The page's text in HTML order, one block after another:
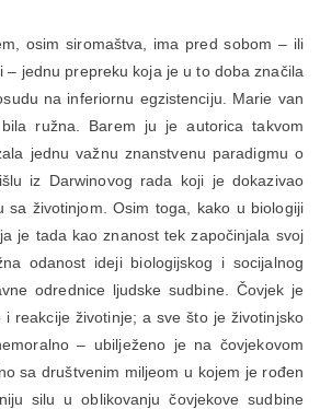
osim siromaštva, ima pred sobom – ili
– jednu prepreku koja je u to doba značila
na inferiornu egzistenciju. Marie van
ružna. Barem ju je autorica takvom
jednu važnu znanstvenu paradigmu o
iz Darwinovog rada koji je dokazivao
sa životinjom. Osim toga, kako u biologiji
je tada kao znanost tek započinjala svoj
odanost ideji biologijskog i socijalnog
odrednice ljudske sudbine. Čovjek je
reakcije životinje; a sve što je životinjsko
– ubilježeno je na čovjekovom
sa društvenim miljeom u kojem je rođen
silu u oblikovanju čovjekove sudbine